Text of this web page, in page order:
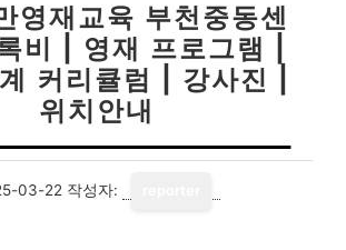
영재교육 부천중동센
비 | 영재 프로그램 |
커리큘럼 | 강사진 |
위치안내
03-22 작성자: